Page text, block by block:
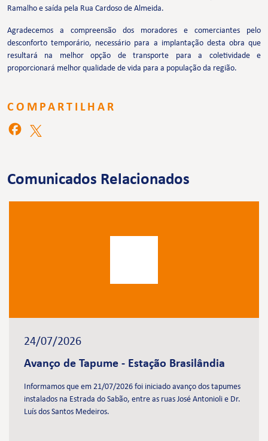
Ramalho e saída pela Rua Cardoso de Almeida.
Agradecemos a compreensão dos moradores e comerciantes pelo
desconforto temporário, necessário para a implantação desta obra que
resultará na melhor opção de transporte para a coletividade e
proporcionará melhor qualidade de vida para a população da região.
COMPARTILHAR
Comunicados Relacionados
24/07/2026
Avanço de Tapume - Estação Brasilândia
Informamos que em 21/07/2026 foi iniciado avanço dos tapumes
instalados na Estrada do Sabão, entre as ruas José Antonioli e Dr.
Luís dos Santos Medeiros.